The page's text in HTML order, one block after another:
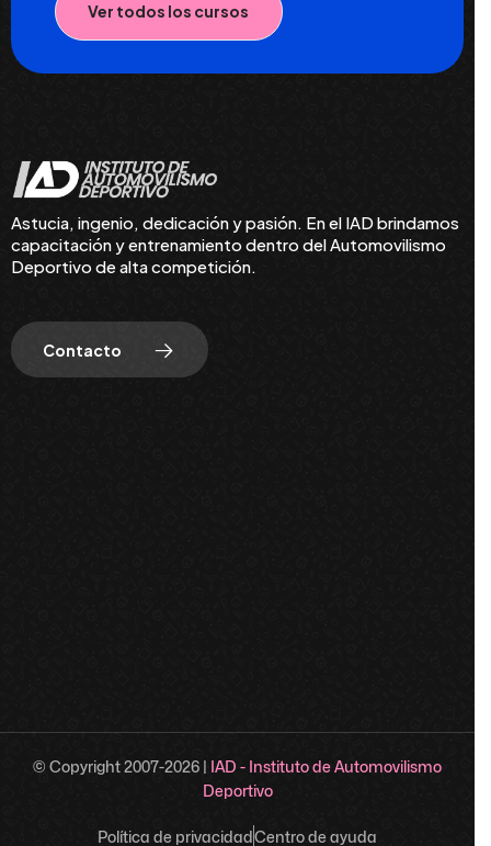
Ver todos los cursos
Astucia, ingenio, dedicación y pasión. En el IAD brindamos
capacitación y entrenamiento dentro del Automovilismo
Deportivo de alta competición.
Contacto
© Copyright 2007-2026 | IAD - Instituto de Automovilismo
Deportivo
Política de privacidadCentro de ayuda